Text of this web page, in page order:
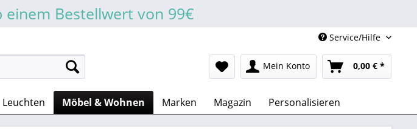
Bestellwert von 99€
Service/Hilfe
Mein Konto 0,00 € *
Leuchten Möbel & Wohnen Marken Magazin Personalisieren